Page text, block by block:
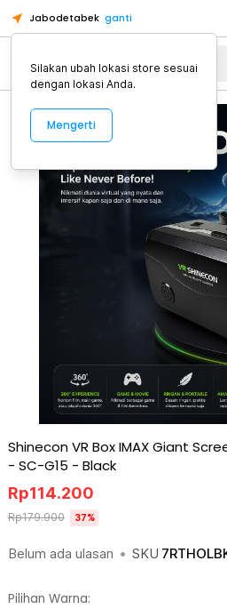
Jabodetabek ganti
Alat Kopi
Shinecon VR Box IMAX Giant
- SC-G15 - Black
Belum ada ulasan • SKU
Rp114.200
Rp179.900 37%
Pilihan Warna:
Silakan ubah lokasi store sesuai
dengan lokasi Anda.
Mengerti